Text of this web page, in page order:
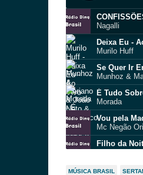
Nagalli
Deixa Eu -
Murilo Huff
Se Quer Ir
Munhoz &
É Tudo
Morada
Vou pela
Mc Negão
Filho da
Segundo
MÚSICA BRASIL